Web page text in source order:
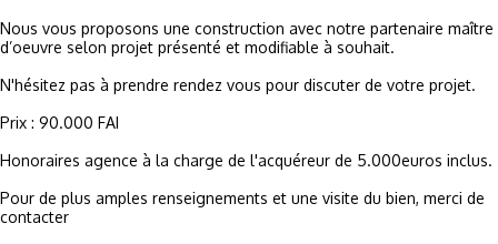
Nous vous proposons une construction avec notre partenaire maître
d’oeuvre selon projet présenté et modifiable à souhait.
N'hésitez pas à prendre rendez vous pour discuter de votre projet.
Prix : 90.000 FAI
Honoraires agence à la charge de l'acquéreur de 5.000euros inclus.
Pour de plus amples renseignements et une visite du bien, merci de
contacter